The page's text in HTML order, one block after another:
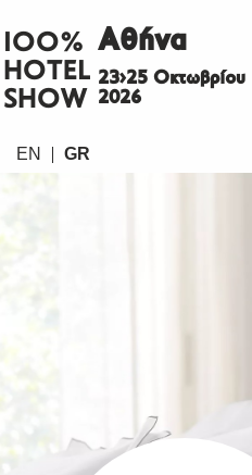
ΙΟΟ%
HOTEL
SHOW
Αθήνα
23>25 Οκτωβρίου
2026
EN GR